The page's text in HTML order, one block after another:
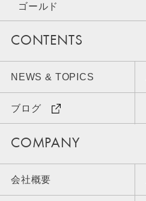
ゴールド
CONTENTS
NEWS & TOPICS
ブログ
COMPANY
会社概要